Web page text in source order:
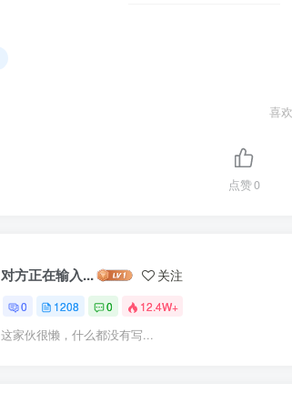
喜
点赞0
对方正在输入... 关注
0 1208 0 12.4W+
这家伙很懒，什么都没有写...